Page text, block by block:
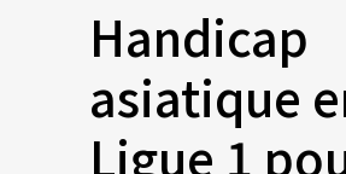
Handicap
asiatique
Ligue 1